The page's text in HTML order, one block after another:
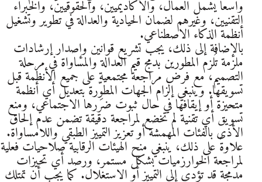
واسعًا يشمل العمال، والأكاديميين، والحقوقيين، والخبراء
التقنيين، وغيرهم لضمان الحيادية والعدالة في تطوير وتشغيل
أنظمة الذكاء الاصطناعي.
بالإضافة إلى ذلك، يجب تشريع قوانين وإصدار إرشادات
ملزمة تُلزم المطورين بدمج قيم العدالة والمساواة في مرحلة
التصميم، مع فرض مراجعة مجتمعية على جميع الأنظمة قبل
تسويقها. وينبغي إلزام الجهات المطوِّرة بتعديل أي أنظمة
متحيزة أو إيقافها في حال ثبوت ضررها الاجتماعي، ومنع
تسويق أي تقنية لم تخضع لمراجعة دقيقة تضمن عدم إلحاق
الأذى بالفئات المهمشة أو تعزيز التمييز الطبقي واللامساواة.
علاوةً على ذلك، ينبغي منح الهيئات الرقابية صلاحيات فعلية
لمراجعة الخوارزميات بشكل مستمر، ورصد أي تحيزات
مدمجة قد تؤدي إلى التمييز أو الاستغلال. كما يجب أن تمتلك